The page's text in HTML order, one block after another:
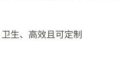
卫生、高效且可定制